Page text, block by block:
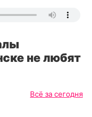
не любят
Всё за сегодня